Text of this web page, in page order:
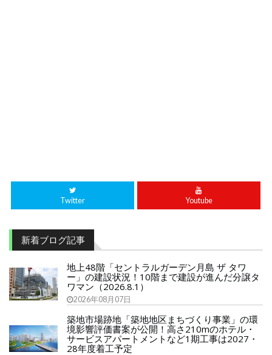
Twitter Youtube
新着ブログ記事
地上48階「セントラルガーデン月島 ザ タワ
ー」の建設状況！10階まで建設が進んだ分譲タ
ワマン（2026.8.1）
2026年08月07日
築地市場跡地「築地地区まちづくり事業」の環
境影響評価書案が公開！高さ210mのホテル・
サービスアパートメントなど1期工事は2027・
28年度着工予定